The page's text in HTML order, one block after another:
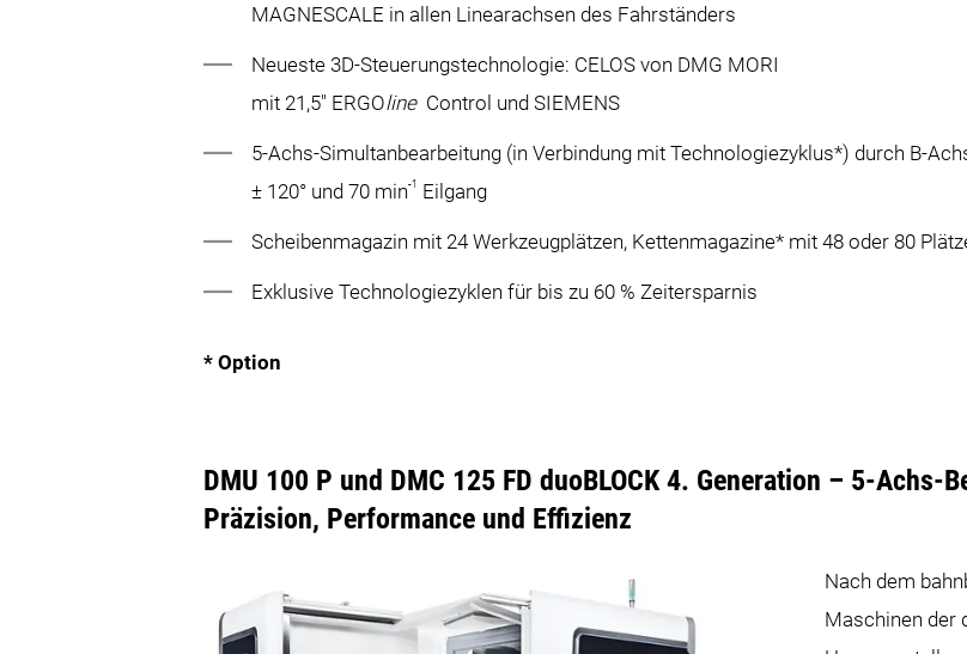
MAGNESCALE in allen Linearachsen des Fahrständers
Neueste 3D-Steuerungstechnologie: CELOS von DMG MORI
mit 21,5" ERGOline Control und SIEMENS
5-Achs-Simultanbearbeitung (in Verbindung mit Technologiezyklus*) durch B-
± 120° und 70 min-1 Eilgang
Scheibenmagazin mit 24 Werkzeugplätzen, Kettenmagazine* mit 48 oder 80
Exklusive Technologiezyklen für bis zu 60 % Zeitersparnis
* Option
DMU 100 P und DMC 125 FD duoBLOCK 4. Generation – 5-
Präzision, Performance und Effizienz
Nach dem
Maschinen der